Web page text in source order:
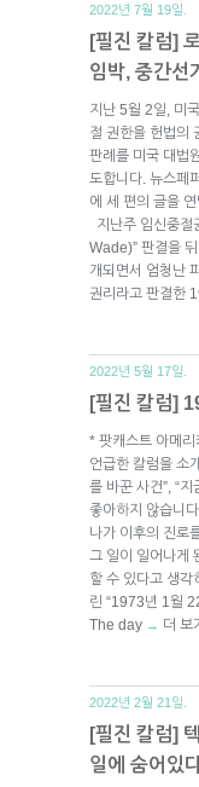
2022년 7월 19일.
[필진 칼럼]
임박, 중간선
지난 5월 2일, 미
절 권한을 헌법의
판례를 미국 대법
도합니다. 뉴스페
에 세 편의 글을
지난주 임신중절
Wade)” 판결을
개되면서 엄청난
권리라고 판결한
2022년 5월 17일.
[필진 칼럼]
* 팟캐스트 아메리
언급한 칼럼을 소
를 바꾼 사건”, “
좋아하지 않습니
나가 이후의 진로
그 일이 일어나게
할 수 있다고 생각
린 “1973년 1월
The day → 더 보기
2022년 2월 21일.
[필진 칼럼]
일에 숨어있